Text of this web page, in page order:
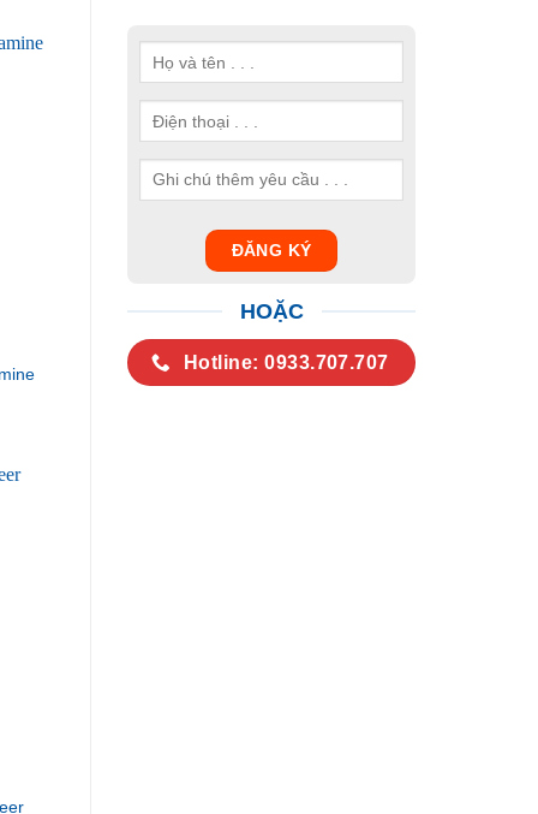
HOẶC
Hotline: 0933.707.707